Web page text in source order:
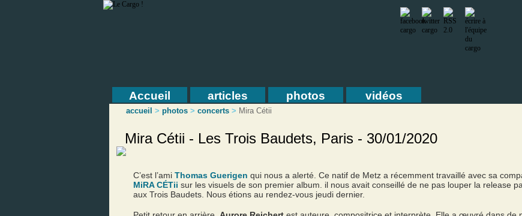
Accueil articles photos vidéos
accueil > photos > concerts > Mira Cétii
Mira Cétii - Les Trois Baudets, Paris - 30/01/2020
C’est l’ami Thomas Guerigen qui nous a alerté. Ce natif de Metz a récemment travaillé avec sa
MiRA CÉTii sur les visuels de son premier album. il nous avait conseillé de ne pas louper la release
aux Trois Baudets. Nous étions au rendez-vous jeudi dernier.